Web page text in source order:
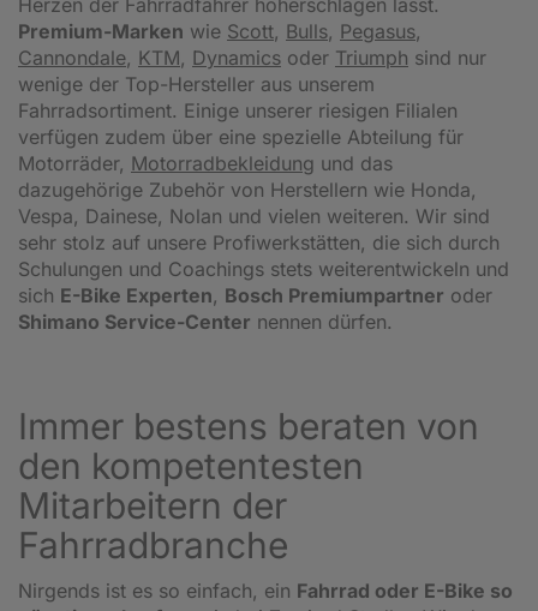
Premium-Marken wie Scott, Bulls, Pegasus,
Cannondale, KTM, Dynamics oder Triumph sind nur
wenige der Top-Hersteller aus unserem
Fahrradsortiment. Einige unserer riesigen Filialen
verfügen zudem über eine spezielle Abteilung für
Motorräder, Motorradbekleidung und das
dazugehörige Zubehör von Herstellern wie Honda,
Vespa, Dainese, Nolan und vielen weiteren. Wir sind
sehr stolz auf unsere Profiwerkstätten, die sich durch
Schulungen und Coachings stets weiterentwickeln und
sich E-Bike Experten, Bosch Premiumpartner oder
Shimano Service-Center nennen dürfen.
Immer bestens beraten von
den kompetentesten
Mitarbeitern der
Fahrradbranche
Nirgends ist es so einfach, ein Fahrrad oder E-Bike so